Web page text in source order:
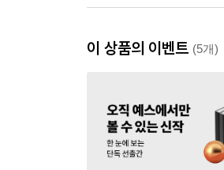
이 상품의 이벤트 (5개)